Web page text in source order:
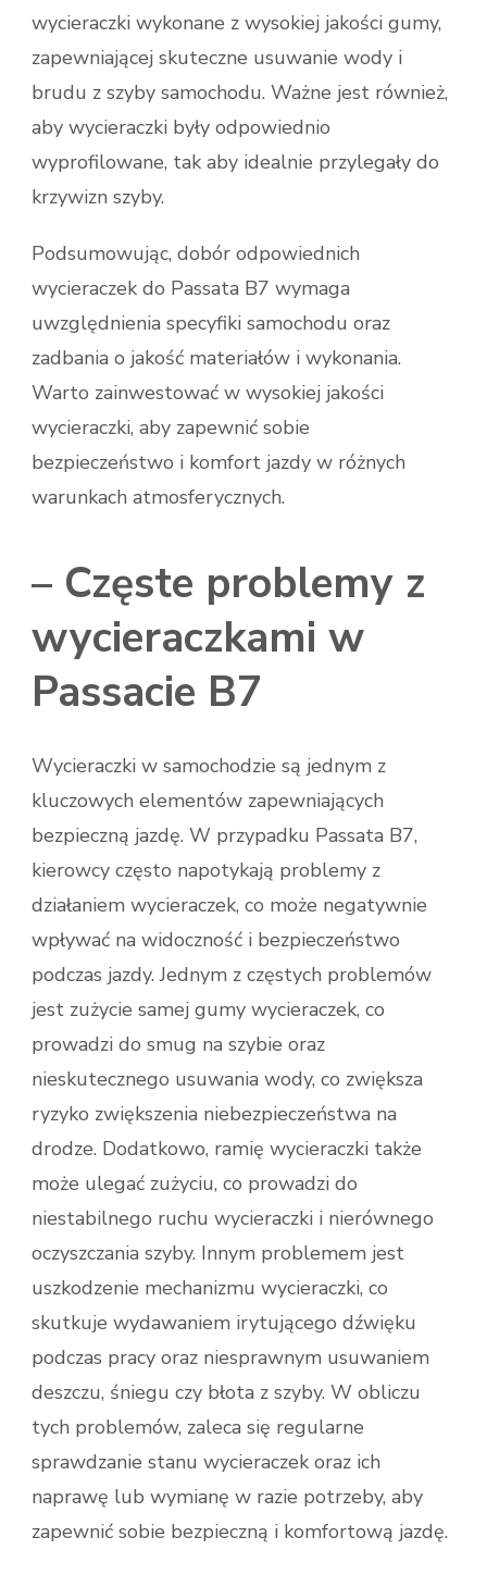
wycieraczki wykonane z wysokiej jakości gumy,
zapewniającej skuteczne usuwanie wody i
brudu z szyby samochodu. Ważne jest również,
aby wycieraczki były odpowiednio
wyprofilowane, tak aby idealnie przylegały do
krzywizn szyby.
Podsumowując, dobór odpowiednich
wycieraczek do Passata B7 wymaga
uwzględnienia specyfiki samochodu oraz
zadbania o jakość materiałów i wykonania.
Warto zainwestować w wysokiej jakości
wycieraczki, aby zapewnić sobie
bezpieczeństwo i komfort jazdy w różnych
warunkach atmosferycznych.
– Częste problemy z
wycieraczkami w
Passacie B7
Wycieraczki w samochodzie są jednym z
kluczowych elementów zapewniających
bezpieczną jazdę. W przypadku Passata B7,
kierowcy często napotykają problemy z
działaniem wycieraczek, co może negatywnie
wpływać na widoczność i bezpieczeństwo
podczas jazdy. Jednym z częstych problemów
jest zużycie samej gumy wycieraczek, co
prowadzi do smug na szybie oraz
nieskutecznego usuwania wody, co zwiększa
ryzyko zwiększenia niebezpieczeństwa na
drodze. Dodatkowo, ramię wycieraczki także
może ulegać zużyciu, co prowadzi do
niestabilnego ruchu wycieraczki i nierównego
oczyszczania szyby. Innym problemem jest
uszkodzenie mechanizmu wycieraczki, co
skutkuje wydawaniem irytującego dźwięku
podczas pracy oraz niesprawnym usuwaniem
deszczu, śniegu czy błota z szyby. W obliczu
tych problemów, zaleca się regularne
sprawdzanie stanu wycieraczek oraz ich
naprawę lub wymianę w razie potrzeby, aby
zapewnić sobie bezpieczną i komfortową jazdę.